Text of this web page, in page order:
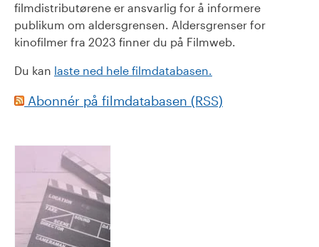
filmdistributørene er ansvarlig for å informere
publikum om aldersgrensen. Aldersgrenser for
kinofilmer fra 2023 finner du på Filmweb.
Du kan laste ned hele filmdatabasen.
Abonnér på filmdatabasen (RSS)